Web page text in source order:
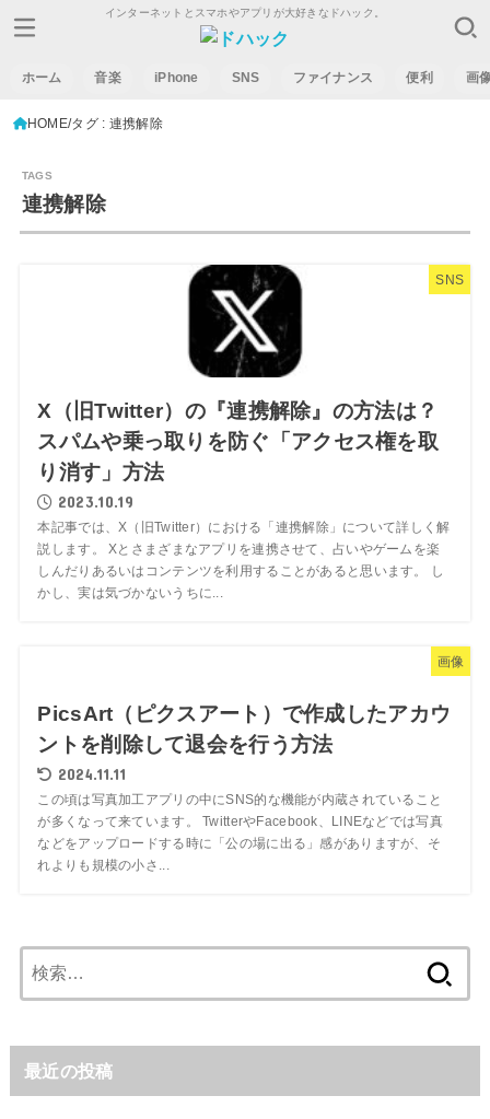
インターネットとスマホやアプリが大好きなドハック。
ホーム 音楽 iPhone SNS ファイナンス 便利 画
HOME タグ : 連携解除
連携解除
SNS
X（旧Twitter）の『連携解除』の方法は？
スパムや乗っ取りを防ぐ「アクセス権を取
り消す」方法
2023.10.19
本記事では、X（旧Twitter）における「連携解除」について詳しく解
説します。 Xとさまざまなアプリを連携させて、占いやゲームを楽
しんだりあるいはコンテンツを利用することがあると思います。 し
かし、実は気づかないうちに...
画像
PicsArt（ピクスアート）で作成したアカウ
ントを削除して退会を行う方法
2024.11.11
この頃は写真加工アプリの中にSNS的な機能が内蔵されていること
が多くなって来ています。 TwitterやFacebook、LINEなどでは写真
などをアップロードする時に「公の場に出る」感がありますが、そ
れよりも規模の小さ...
索:
最近の投稿